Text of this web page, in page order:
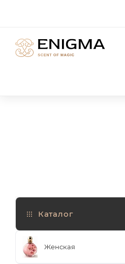
Каталог
Женская